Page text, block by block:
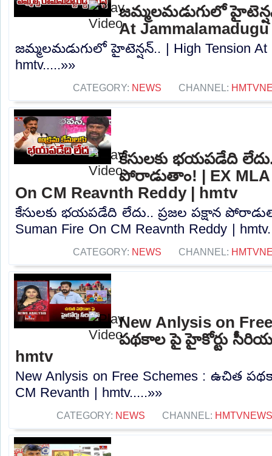
జమ్మలమడుగులో
At
జమ్మలమడుగులో హైటెన్షన్.. | High Tension At
hmtv.....»»
CATEGORY: NEWS CHANNEL:
కేసులకు భయపడేది
పోరాడుతాం! | EX MLA
On CM Reavnth Reddy | hmtv
కేసులకు భయపడేది లేదు.. ప్రజల పక్షాన
Suman Fire On CM Reavnth Reddy |
CATEGORY: NEWS CHANNEL:
New Anlysis on
పథకాల పై హైకోర్టు
hmtv
New Anlysis on Free Schemes : ఉచిత
CM Revanth | hmtv.....»»
CATEGORY: NEWS CHANNEL: HMTVNEWS